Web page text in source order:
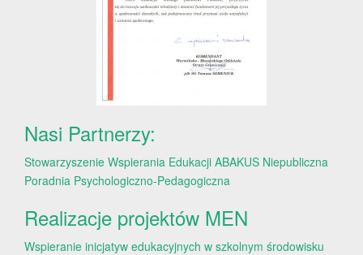
Nasi Partnerzy:
Stowarzyszenie Wspierania Edukacji ABAKUS Niepubliczna
Poradnia Psychologiczno-Pedagogiczna
Realizacje projektów MEN
Wspieranie inicjatyw edukacyjnych w szkolnym środowisku